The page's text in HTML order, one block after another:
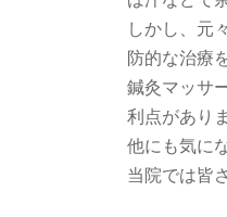
しかし、元
防的な治療
鍼灸マッサ
利点があり
他にも気に
当院では皆